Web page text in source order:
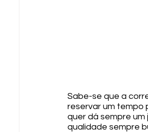
Sabe-se que a
reservar um tempo
quer dá sempre
qualidade sempre